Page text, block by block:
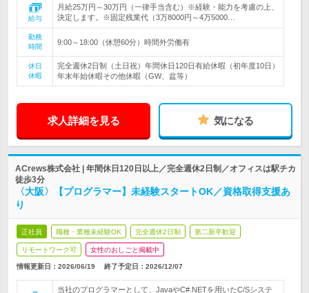
給与
月給25万円～30万円（一律手当含む）※経験・能力を考慮の上、
決定します。※固定残業代（3万8000円～4万5000…
勤務
時間
9:00～18:00（休憩60分）時間外労働有
休日
休暇
完全週休2日制（土日祝）年間休日120日有給休暇（初年度10日）
年末年始休暇その他休暇（GW、盆等）
求人詳細を見る 気になる
ACrews株式会社 | 年間休日120日以上／完全週休2日制／オフィスは駅チカ
徒歩3分
〈大阪〉【プログラマー】未経験スタートOK／資格取得支援あ
り
正社員 職種・業種未経験OK 完全週休2日制 第二新卒歓迎
リモートワーク可 女性のおしごと掲載中
情報更新日：2026/06/19 終了予定日： 2026/12/07
当社のプログラマーとして、JavaやC#.NETを用いたC/Sシステ